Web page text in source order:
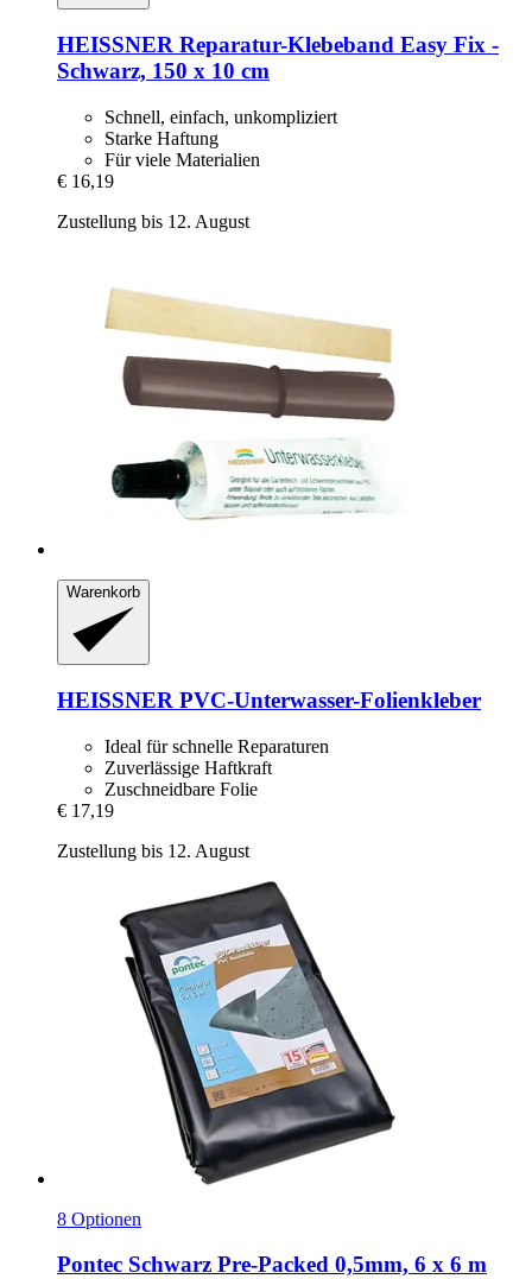
HEISSNER Reparatur-​Klebeband Easy Fix -​
Schwarz, 150 x 10 cm
Schnell, einfach, unkompliziert
Starke Haftung
Für viele Materialien
€ 16,19
Zustellung bis 12. August
Warenkorb
HEISSNER PVC-​Unterwasser-​Folienkleber
Ideal für schnelle Reparaturen
Zuverlässige Haftkraft
Zuschneidbare Folie
€ 17,19
Zustellung bis 12. August
8 Optionen
Pontec Schwarz Pre-​Packed 0,5mm, 6 x 6 m